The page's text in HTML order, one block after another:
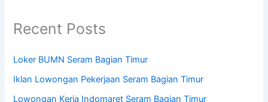
Recent Posts
Loker BUMN Seram Bagian Timur
Iklan Lowongan Pekerjaan Seram Bagian Timur
Lowongan Kerja Indomaret Seram Bagian Timur